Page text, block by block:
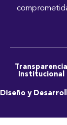
Transparencia
Institucional
Diseño y